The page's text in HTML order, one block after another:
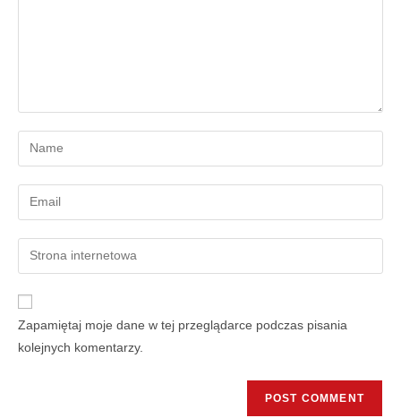
Zapamiętaj moje dane w tej przeglądarce podczas pisania
kolejnych komentarzy.